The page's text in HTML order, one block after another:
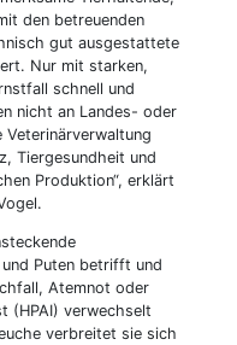
den betreuenden
gut ausgestattete
Nur mit starken,
schnell und
nicht an Landes- oder
Tiergesundheit und
Produktion“, erklärt
Puten betrifft und
Atemnot oder
(HPAI) verwechselt
verbreitet sie sich